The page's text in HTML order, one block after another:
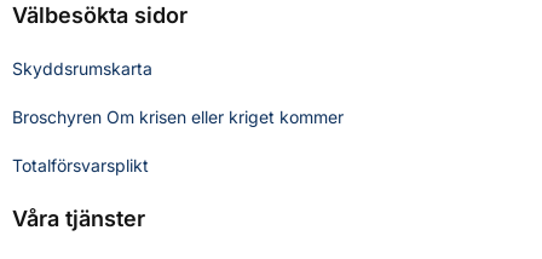
Välbesökta sidor
Skyddsrumskarta
Broschyren Om krisen eller kriget kommer
Totalförsvarsplikt
Våra tjänster